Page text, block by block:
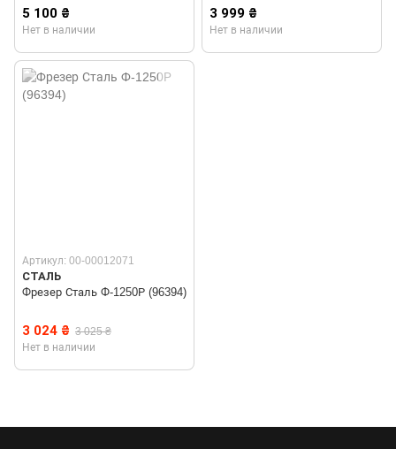
5 100 ₴
Нет в наличии
3 999 ₴
Нет в наличии
Артикул: 00-00012071
СТАЛЬ
Фрезер Сталь Ф-1250Р (96394)
3 024 ₴ 3 025 ₴
Нет в наличии